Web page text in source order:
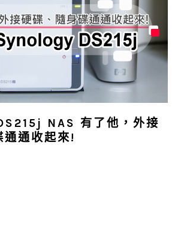
NAS 有了他，外接
通通收起來!